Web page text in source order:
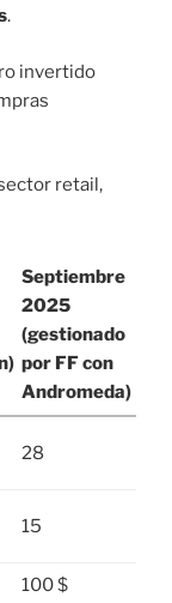
.
invertido
retail,
Septiembre
2025
(gestionado
por FF con
Andromeda)
28
15
100 $